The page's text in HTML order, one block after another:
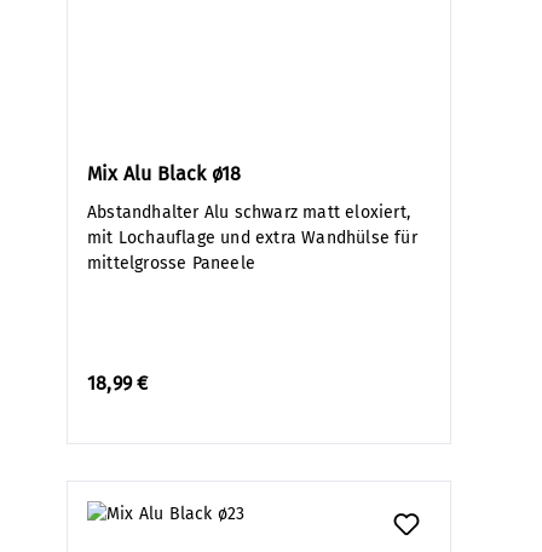
Mix Alu Black ø18
Abstandhalter Alu schwarz matt eloxiert,
mit Lochauflage und extra Wandhülse für
mittelgrosse Paneele
18,99 €